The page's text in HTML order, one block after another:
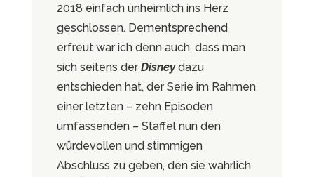
2018 einfach unheimlich ins Herz
geschlossen. Dementsprechend
erfreut war ich denn auch, dass man
sich seitens derDisneydazu
entschieden hat, der Serie im Rahmen
einer letzten – zehn Episoden
umfassenden – Staffel nun den
würdevollen und stimmigen
Abschluss zu geben, den sie wahrlich